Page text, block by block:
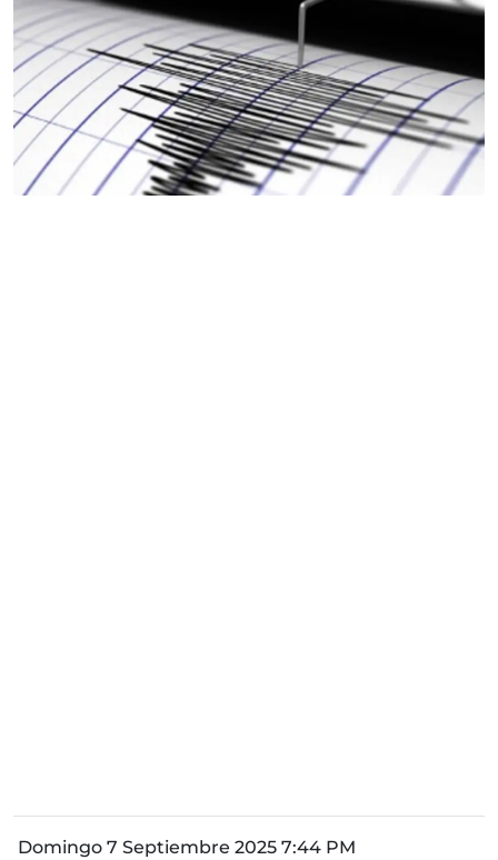
Domingo 7 Septiembre 2025 7:44 PM